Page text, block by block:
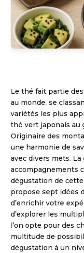
Le thé fait partie
au monde, se
variétés les plus
thé vert japonais au
Originaire des
une harmonie de
avec divers mets.
accompagnements
dégustation de
propose sept idées
d’enrichir votre
d’explorer les
l’on opte pour des
multitude de
dégustation à un